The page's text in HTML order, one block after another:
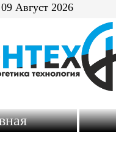
Август 2026